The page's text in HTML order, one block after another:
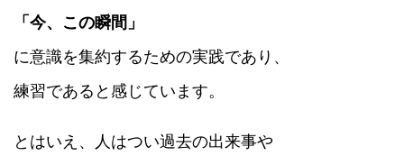
「今、この瞬間」
に意識を集約するための実践であり、
練習であると感じています。
とはいえ、
人はつい過去の出来事や